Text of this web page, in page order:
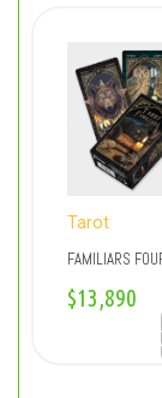
Tarot
FAMILIARS
$13,890